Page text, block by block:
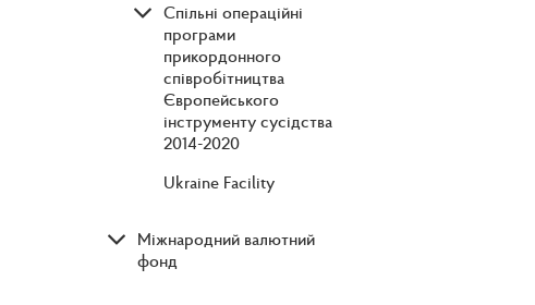
Спільні операційні
програми
прикордонного
співробітництва
Європейського
інструменту сусідства
2014-2020
Ukraine Facility
Міжнародний валютний
фонд